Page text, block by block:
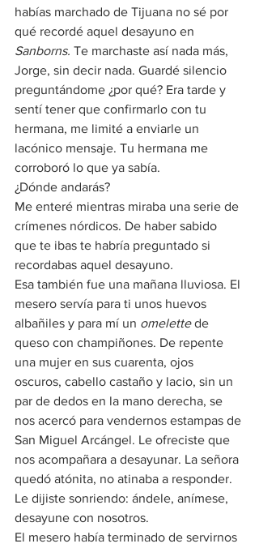
habías marchado de Tijuana no sé por
qué recordé aquel desayuno en
Sanborns. Te marchaste así nada más,
Jorge, sin decir nada. Guardé silencio
preguntándome ¿por qué? Era tarde y
sentí tener que confirmarlo con tu
hermana, me limité a enviarle un
lacónico mensaje. Tu hermana me
corroboró lo que ya sabía.
¿Dónde andarás?
Me enteré mientras miraba una serie de
crímenes nórdicos. De haber sabido
que te ibas te habría preguntado si
recordabas aquel desayuno.
Esa también fue una mañana lluviosa. El
mesero servía para ti unos huevos
albañiles y para mí un omelette de
queso con champiñones. De repente
una mujer en sus cuarenta, ojos
oscuros, cabello castaño y lacio, sin un
par de dedos en la mano derecha, se
nos acercó para vendernos estampas de
San Miguel Arcángel. Le ofreciste que
nos acompañara a desayunar. La señora
quedó atónita, no atinaba a responder.
Le dijiste sonriendo: ándele, anímese,
desayune con nosotros.
El mesero había terminado de servirnos